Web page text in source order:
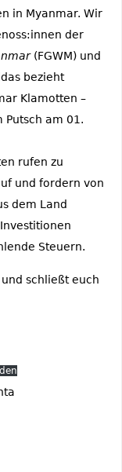
in Myanmar. Wir
der
(FGWM) und
bezieht
Klamotten –
am 01.
rufen zu
und fordern von
dem Land
Steuern.
schließt euch